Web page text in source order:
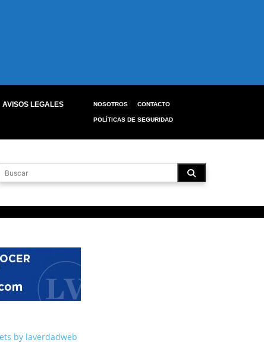
AVISOS LEGALES
NOSOTROS CONTACTO
POLÍTICAS DE SEGURIDAD
by laverdadweb